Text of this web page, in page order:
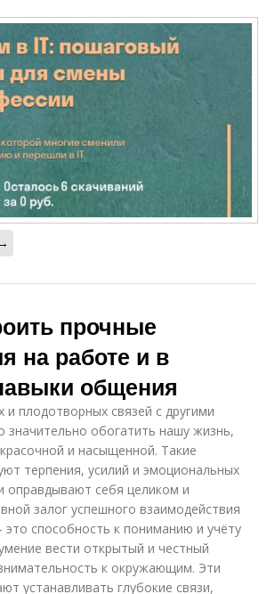
прочные
на работе и в
общения
и плодотворных связей с другими
значительно обогатить нашу жизнь,
и насыщенной. Такие
терпения, усилий и эмоциональных
оправдывают себя целиком и
залог успешного взаимодействия
способность к пониманию и учёту
вести открытый и честный
к окружающим. Эти
устанавливать глубокие связи,